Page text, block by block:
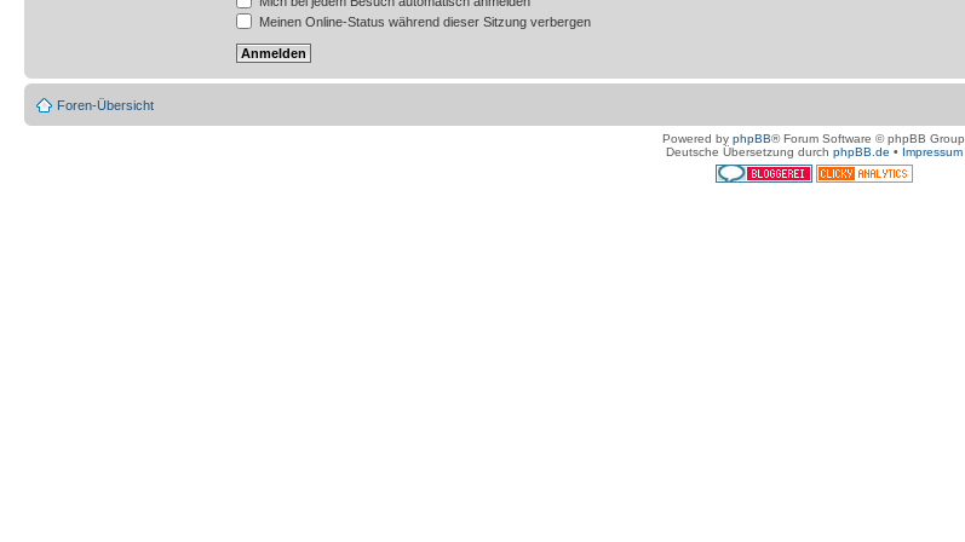
Meinen Online-Status während dieser Sitzung verbergen
Foren-Übersicht
Powered by phpBB® Forum Software © phpBB Group
Deutsche Übersetzung durch phpBB.de • Impressum